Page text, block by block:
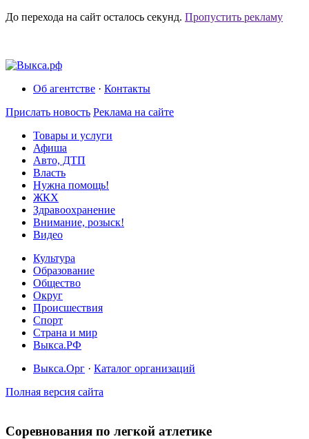
До перехода на сайт осталось секунд. Пропустить рекламу
Об агентстве · Контакты
Прислать новость Реклама на сайте
Товары и услуги
Афиша
Авто, ДТП
Власть
Нужна помощь!
ЖКХ
Здравоохранение
Внимание, розыск!
Видео
Культура
Образование
Общество
Округ
Происшествия
Спорт
Страна и мир
Выкса.РФ
Выкса.Орг · Каталог организаций
Полная версия сайта
Соревнования по легкой атлетике